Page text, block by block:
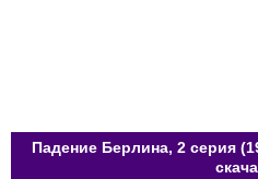
Падение Берлина, 2 серия